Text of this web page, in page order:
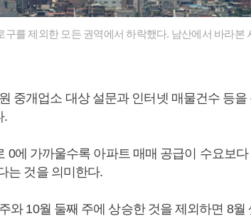
를 제외한 모든 권역에서 하락했다. 남산에서 바라본
중개업소 대상 설문과 인터넷 매물건수 등을
.
0에 가까울수록 아파트 매매 공급이 수요보다
는 것을 의미한다.
와 10월 둘째 주에 상승한 것을 제외하면 8월